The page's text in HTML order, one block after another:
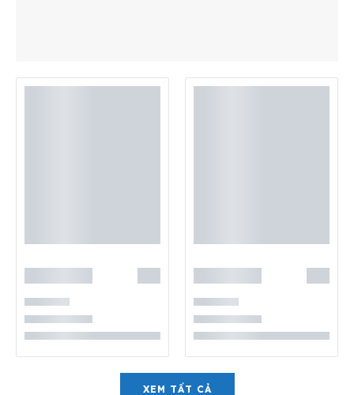
XEM TẤT CẢ